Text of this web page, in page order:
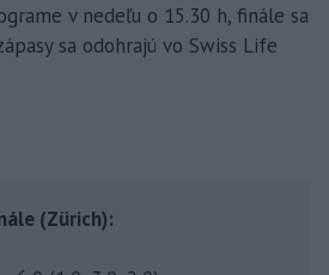
v nedeľu o 15.30 h, finále sa
sa odohrajú vo Swiss Life
(Zürich):